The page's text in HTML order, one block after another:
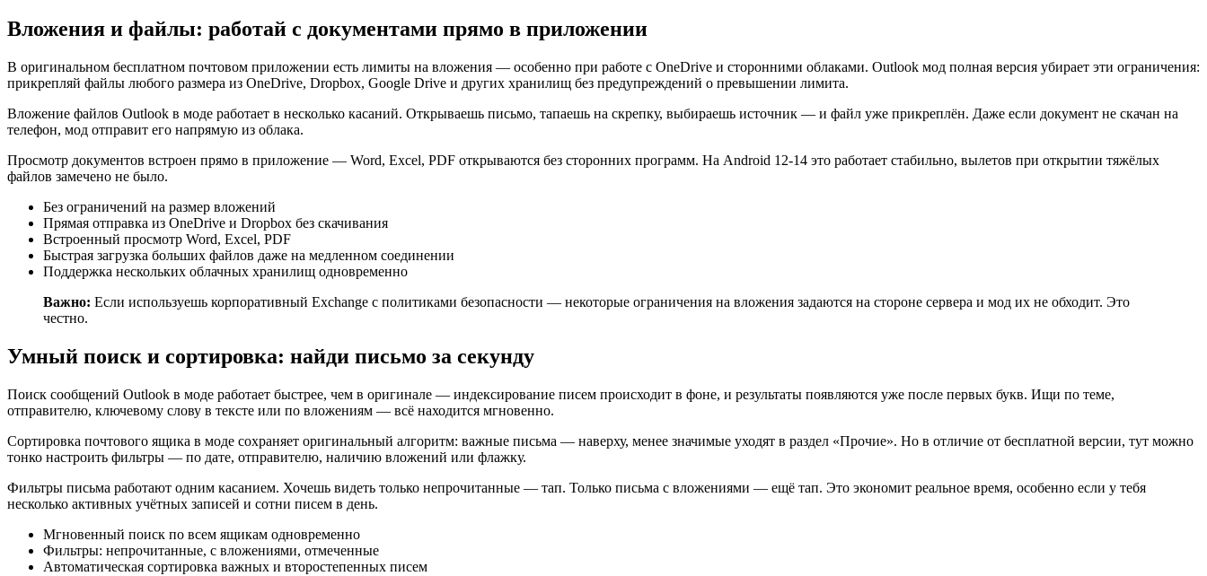
Вложения и файлы: работай с документами прямо в приложении
В оригинальном бесплатном почтовом приложении есть лимиты на вложения — особенно при работе с OneDrive и сторонними облаками. Outlook мод полная версия убирает эти ограничения:
прикрепляй файлы любого размера из OneDrive, Dropbox, Google Drive и других хранилищ без предупреждений о превышении лимита.
Вложение файлов Outlook в моде работает в несколько касаний. Открываешь письмо, тапаешь на скрепку, выбираешь источник — и файл уже прикреплён. Даже если документ не скачан на
телефон, мод отправит его напрямую из облака.
Просмотр документов встроен прямо в приложение — Word, Excel, PDF открываются без сторонних программ. На Android 12-14 это работает стабильно, вылетов при открытии тяжёлых
файлов замечено не было.
Без ограничений на размер вложений
Прямая отправка из OneDrive и Dropbox без скачивания
Встроенный просмотр Word, Excel, PDF
Быстрая загрузка больших файлов даже на медленном соединении
Поддержка нескольких облачных хранилищ одновременно
Важно: Если используешь корпоративный Exchange с политиками безопасности — некоторые ограничения на вложения задаются на стороне сервера и мод их не обходит. Это
честно.
Умный поиск и сортировка: найди письмо за секунду
Поиск сообщений Outlook в моде работает быстрее, чем в оригинале — индексирование писем происходит в фоне, и результаты появляются уже после первых букв. Ищи по теме,
отправителю, ключевому слову в тексте или по вложениям — всё находится мгновенно.
Сортировка почтового ящика в моде сохраняет оригинальный алгоритм: важные письма — наверху, менее значимые уходят в раздел «Прочие». Но в отличие от бесплатной версии, тут можно
тонко настроить фильтры — по дате, отправителю, наличию вложений или флажку.
Фильтры письма работают одним касанием. Хочешь видеть только непрочитанные — тап. Только письма с вложениями — ещё тап. Это экономит реальное время, особенно если у тебя
несколько активных учётных записей и сотни писем в день.
Мгновенный поиск по всем ящикам одновременно
Фильтры: непрочитанные, с вложениями, отмеченные
Автоматическая сортировка важных и второстепенных писем